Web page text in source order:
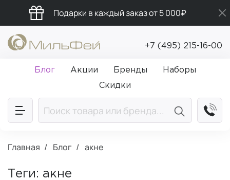
Подарки в каждый заказ от 5 000₽
Бесплатная доставка от 5 000₽
Промокод ПРИВЕТ
+7 (495) 215-16-00
Блог Акции Бренды
Наборы
Скидки
Главная Блог акне
Теги: акне